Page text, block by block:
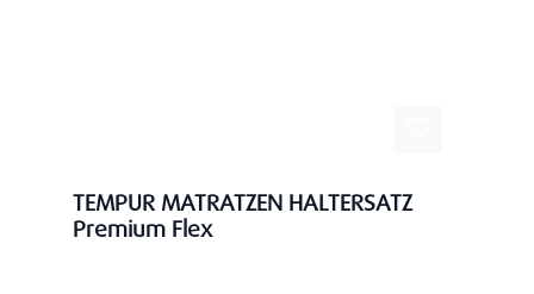
TEMPUR MATRATZEN HALTERSATZ
Premium Flex